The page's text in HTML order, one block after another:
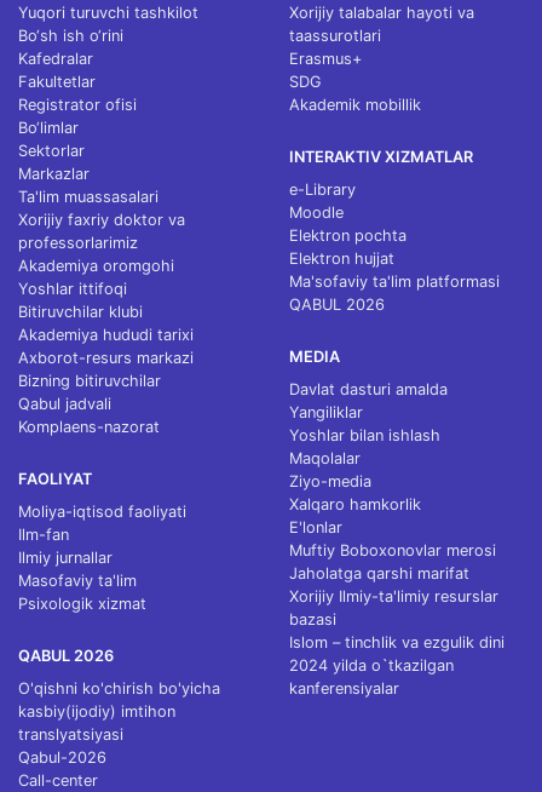
Yuqori turuvchi tashkilot
Bo‘sh ish o‘rini
Kafedralar
Fakultetlar
Registrator ofisi
Bo‘limlar
Sektorlar
Markazlar
Ta'lim muassasalari
Xorijiy faxriy doktor va
professorlarimiz
Akademiya oromgohi
Yoshlar ittifoqi
Bitiruvchilar klubi
Akademiya hududi tarixi
Axborot-resurs markazi
Bizning bitiruvchilar
Qabul jadvali
Komplaens-nazorat
FAOLIYAT
Moliya-iqtisod faoliyati
Ilm-fan
Ilmiy jurnallar
Masofaviy ta'lim
Psixologik xizmat
QABUL 2026
O'qishni ko'chirish bo'yicha
kasbiy(ijodiy) imtihon
translyatsiyasi
Qabul-2026
Call-center
Xorijiy talabalar hayoti va
taassurotlari
Erasmus+
SDG
Akademik mobillik
INTERAKTIV XIZMATLAR
e-Library
Moodle
Elektron pochta
Elektron hujjat
Ma'sofaviy ta'lim platformasi
QABUL 2026
MEDIA
Davlat dasturi amalda
Yangiliklar
Yoshlar bilan ishlash
Maqolalar
Ziyo-media
Xalqaro hamkorlik
E'lonlar
Muftiy Boboxonovlar merosi
Jaholatga qarshi marifat
Xorijiy Ilmiy-ta'limiy resurslar
bazasi
Islom – tinchlik va ezgulik dini
2024 yilda o`tkazilgan
kanferensiyalar